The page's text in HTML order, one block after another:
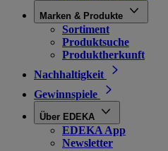
Marken & Produkte
Sortiment
Produktsuche
Produktherkunft
Nachhaltigkeit
Gewinnspiele
Über EDEKA
EDEKA App
Newsletter